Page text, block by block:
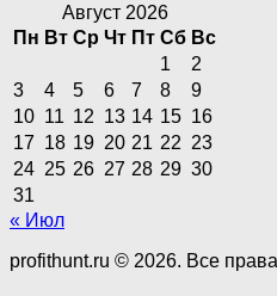
Август 2026
Пн Вт Ср Чт Пт Сб Вс
1
2
3
4 5 6 7 8
9
10 11 12 13 14 15 16
17 18 19 20 21 22 23
24 25 26 27 28 29 30
31
« Июл
profithunt.ru © 2026. Все